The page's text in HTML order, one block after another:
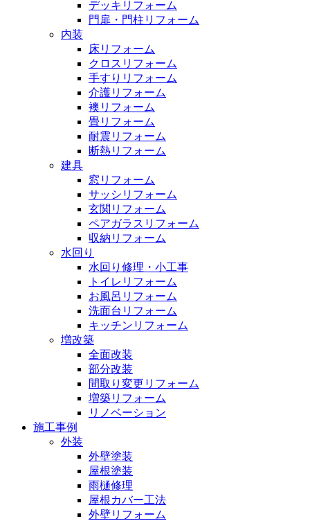
デッキリフォーム
門扉・門柱リフォーム
内装
床リフォーム
クロスリフォーム
手すりリフォーム
介護リフォーム
襖リフォーム
畳リフォーム
耐震リフォーム
断熱リフォーム
建具
窓リフォーム
サッシリフォーム
玄関リフォーム
ペアガラスリフォーム
収納リフォーム
水回り
水回り修理・小工事
トイレリフォーム
お風呂リフォーム
洗面台リフォーム
キッチンリフォーム
増改築
全面改装
部分改装
間取り変更リフォーム
増築リフォーム
リノベーション
施工事例
外装
外壁塗装
屋根塗装
雨樋修理
屋根カバー工法
外壁リフォーム